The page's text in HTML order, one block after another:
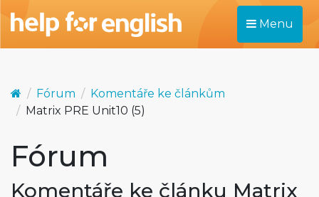
Menu
Fórum
Komentáře ke článkům
Matrix PRE Unit10 (5)
Fórum
Komentáře ke článku Matrix